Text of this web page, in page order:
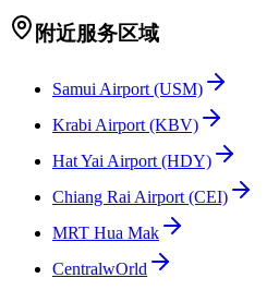
附近服务区域
Samui Airport (USM)
Krabi Airport (KBV)
Hat Yai Airport (HDY)
Chiang Rai Airport (CEI)
MRT Hua Mak
CentralwOrld